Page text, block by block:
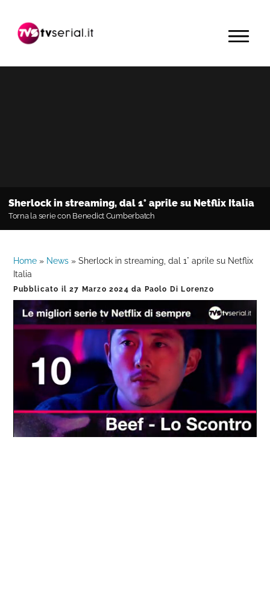
navigazione
contenuto
barra
primaria
MENU
Sherlock in streaming, dal 1° aprile su Netflix Italia
Torna la serie con Benedict Cumberbatch
Home » News »Sherlock in streaming, dal 1° aprile su Netflix
Italia
Pubblicato il27 Marzo 2024 da Paolo Di Lorenzo
Unmute
Loaded:
0%
Progress
0%